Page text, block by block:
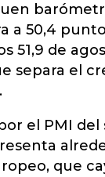
a 50,4
51,9 de
separa el
el PMI del
que